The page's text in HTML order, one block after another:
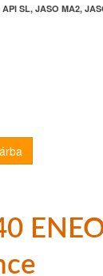
API SL, JASO MA2,